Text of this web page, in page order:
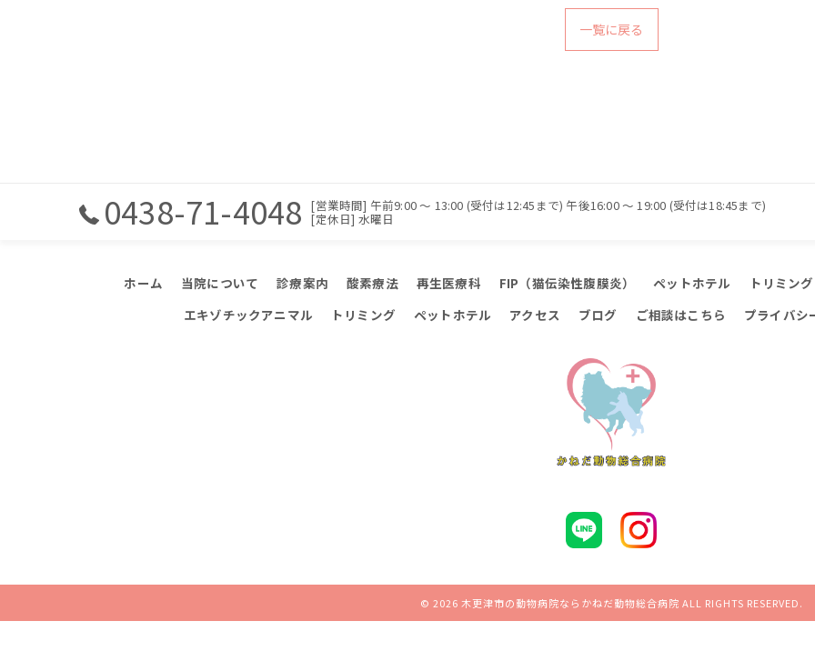
一覧に戻る
0438-71-4048 [営業時間] 午前9:00 〜 13:00 (受付は12:45まで) 午後16:00 〜 19:00 (受付は18:45まで)
[定休日] 水曜日
ホーム 当院について 診療案内 酸素療法 再生医療科 FIP（猫伝染性腹膜炎） ペットホテル トリミング
エキゾチックアニマル
トリミング ペットホテル アクセス ブログ ご相談はこちら プライバシ
© 2026 木更津市の動物病院ならかねだ動物総合病院 ALL RIGHTS RESERVED.